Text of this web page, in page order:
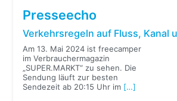
Presseecho
Verkehrsregeln auf Fluss, Kanal
Am 13. Mai 2024 ist freecamper
im Verbrauchermagazin
„SUPER.MARKT“ zu sehen. Die
Sendung läuft zur besten
Sendezeit ab 20:15 Uhr im […]